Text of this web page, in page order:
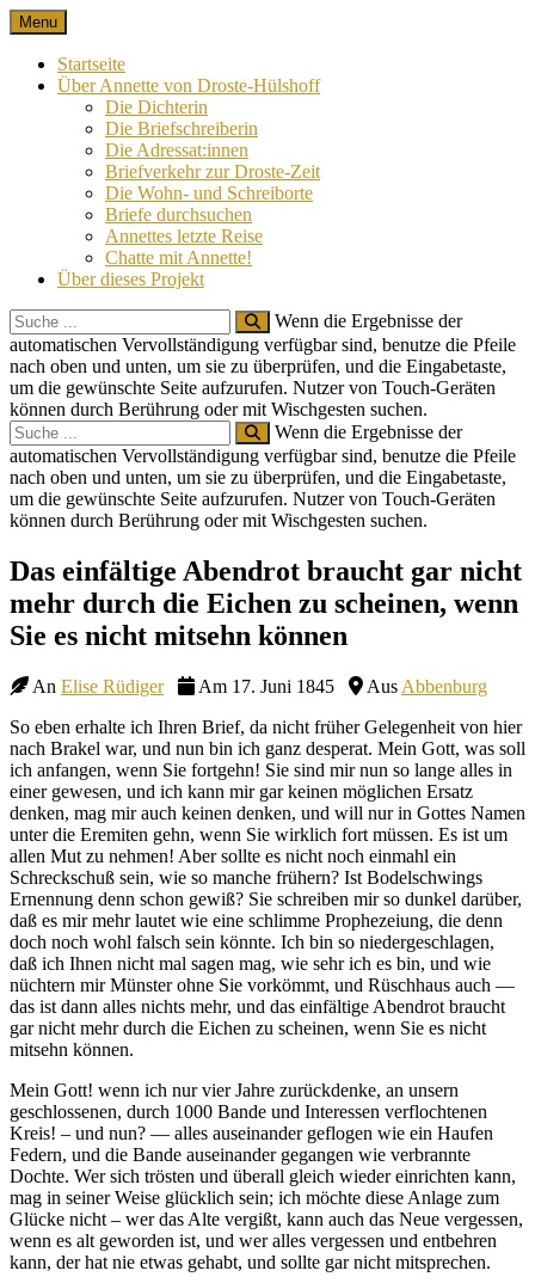
Skip
to
content
Nach 100 Jahren
Annette von Droste-Hülshoff in Briefen
Menu
Startseite
Über Annette von Droste-Hülshoff
Die Dichterin
Die Briefschreiberin
Die Adressat:innen
Briefverkehr zur Droste-Zeit
Die Wohn- und Schreiborte
Briefe durchsuchen
Annettes letzte Reise
Chatte mit Annette!
Über dieses Projekt
Search
for:
Wenn die Ergebnisse der
automatischen Vervollständigung verfügbar sind, benutze die Pfeile
nach oben und unten, um sie zu überprüfen, und die Eingabetaste,
um die gewünschte Seite aufzurufen. Nutzer von Touch-Geräten
können durch Berührung oder mit Wischgesten suchen.
Search
for:
Wenn die Ergebnisse der
automatischen Vervollständigung verfügbar sind, benutze die Pfeile
nach oben und unten, um sie zu überprüfen, und die Eingabetaste,
um die gewünschte Seite aufzurufen. Nutzer von Touch-Geräten
können durch Berührung oder mit Wischgesten suchen.
Site
Overlay
Das einfältige Abendrot braucht gar nicht
mehr durch die Eichen zu scheinen, wenn
Sie es nicht mitsehn können
An Elise Rüdiger Am 17. Juni 1845 Aus Abbenburg
So eben erhalte ich Ihren Brief, da nicht früher Gelegenheit von hier
nach Brakel war, und nun bin ich ganz desperat. Mein Gott, was soll
ich anfangen, wenn Sie fortgehn! Sie sind mir nun so lange alles in
einer gewesen, und ich kann mir gar keinen möglichen Ersatz
denken, mag mir auch keinen denken, und will nur in Gottes Namen
unter die Eremiten gehn, wenn Sie wirklich fort müssen. Es ist um
allen Mut zu nehmen! Aber sollte es nicht noch einmahl ein
Schreckschuß sein, wie so manche frühern? Ist Bodelschwings
Ernennung denn schon gewiß? Sie schreiben mir so dunkel darüber,
daß es mir mehr lautet wie eine schlimme Prophezeiung, die denn
doch noch wohl falsch sein könnte. Ich bin so niedergeschlagen,
daß ich Ihnen nicht mal sagen mag, wie sehr ich es bin, und wie
nüchtern mir Münster ohne Sie vorkömmt, und Rüschhaus auch —
das ist dann alles nichts mehr, und das einfältige Abendrot braucht
gar nicht mehr durch die Eichen zu scheinen, wenn Sie es nicht
mitsehn können.
Mein Gott! wenn ich nur vier Jahre zurückdenke, an unsern
geschlossenen, durch 1000 Bande und Interessen verflochtenen
Kreis! – und nun? — alles auseinander geflogen wie ein Haufen
Federn, und die Bande auseinander gegangen wie verbrannte
Dochte. Wer sich trösten und überall gleich wieder einrichten kann,
mag in seiner Weise glücklich sein; ich möchte diese Anlage zum
Glücke nicht – wer das Alte vergißt, kann auch das Neue vergessen,
wenn es alt geworden ist, und wer alles vergessen und entbehren
kann, der hat nie etwas gehabt, und sollte gar nicht mitsprechen.